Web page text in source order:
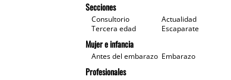
Secciones
Consultorio Actualidad
Tercera edad
Escaparate
Mujer e infancia
Antes del embarazo Embarazo
Profesionales